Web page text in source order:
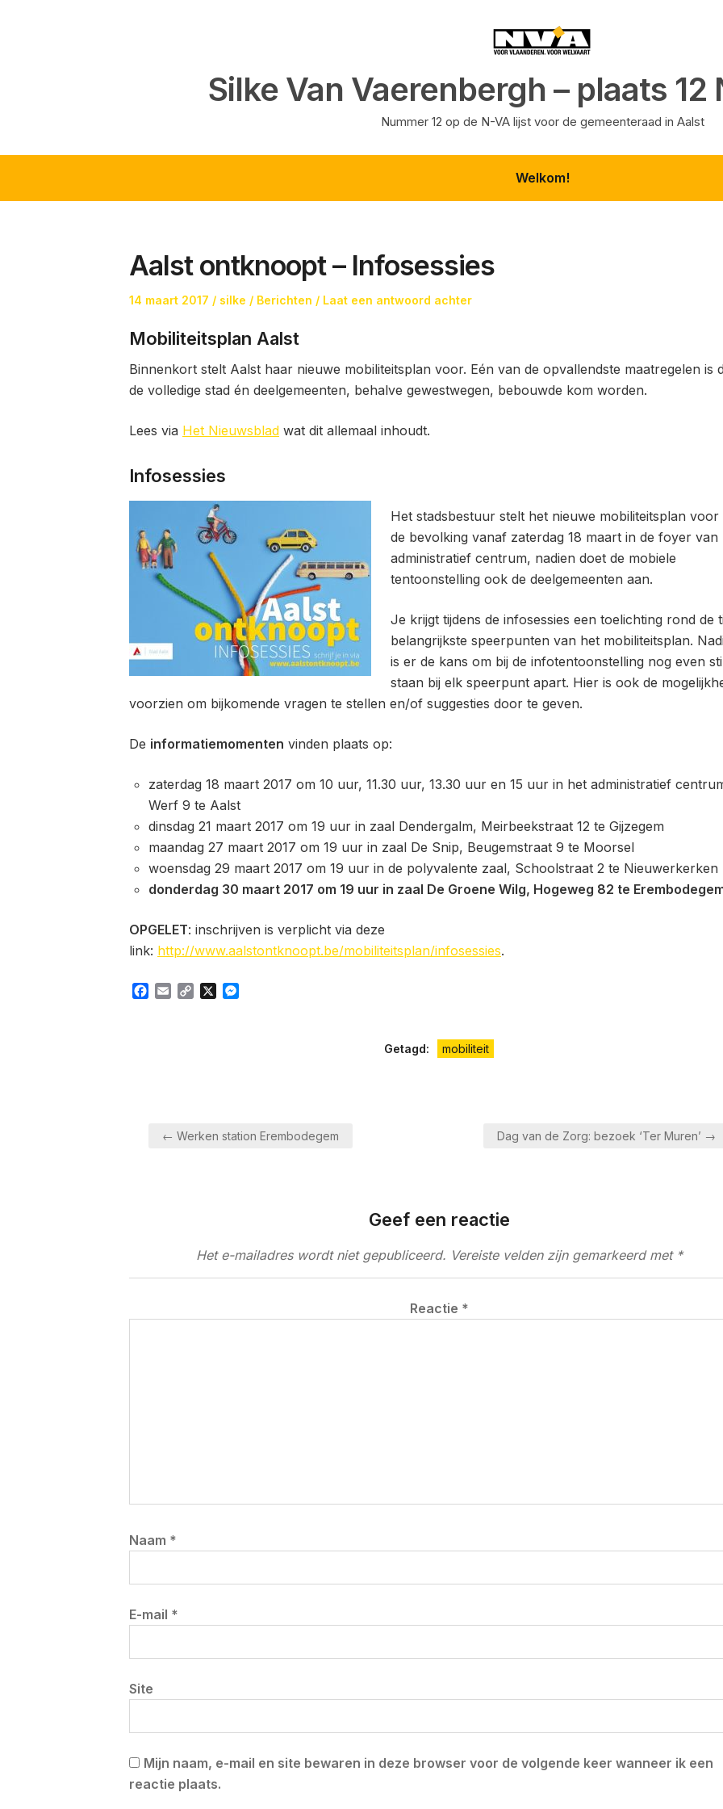
Silke Van Vaerenbergh – plaats 12
Nummer 12 op de N-VA lijst voor de gemeenteraad in Aalst
Welkom!
Aalst ontknoopt – Infosessies
Geplaatst
14 maart 2017 Auteur
silke
Geplaatst
Berichten Laat een antwoord achter
Mobiliteitsplan Aalst
Binnenkort stelt Aalst haar nieuwe mobiliteitsplan voor. Eén van de opvallendste maatregelen is
de volledige stad én deelgemeenten, behalve gewestwegen, bebouwde kom worden.
Lees via Het Nieuwsblad wat dit allemaal inhoudt.
Infosessies
Het stadsbestuur stelt het nieuwe mobiliteitsplan voor
de bevolking vanaf zaterdag 18 maart in de foyer van
administratief centrum, nadien doet de mobiele
tentoonstelling ook de deelgemeenten aan.
Je krijgt tijdens de infosessies een toelichting rond de
belangrijkste speerpunten van het mobiliteitsplan.
is er de kans om bij de infotentoonstelling nog even
staan bij elk speerpunt apart. Hier is ook de
voorzien om bijkomende vragen te stellen en/of suggesties door te geven.
De informatiemomenten vinden plaats op:
zaterdag 18 maart 2017 om 10 uur, 11.30 uur, 13.30 uur en 15 uur in het administratief
Werf 9 te Aalst
dinsdag 21 maart 2017 om 19 uur in zaal Dendergalm, Meirbeekstraat 12 te Gijzegem
maandag 27 maart 2017 om 19 uur in zaal De Snip, Beugemstraat 9 te Moorsel
woensdag 29 maart 2017 om 19 uur in de polyvalente zaal, Schoolstraat 2 te Nieuwerkerken
donderdag 30 maart 2017 om 19 uur in zaal De Groene Wilg, Hogeweg 82 te
OPGELET: inschrijven is verplicht via deze
link: http://www.aalstontknoopt.be/mobiliteitsplan/infosessies.
Facebook
Email Copy
Getagd: mobiliteit
Bericht
← Werken station Erembodegem Dag van de Zorg: bezoek ‘Ter Muren’ →
Geef een reactie
Het e-mailadres wordt niet gepubliceerd. Vereiste velden zijn gemarkeerd met *
Reactie *
Naam *
E-mail *
Site
Mijn naam, e-mail en site bewaren in deze browser voor de volgende keer wanneer ik een
reactie plaats.